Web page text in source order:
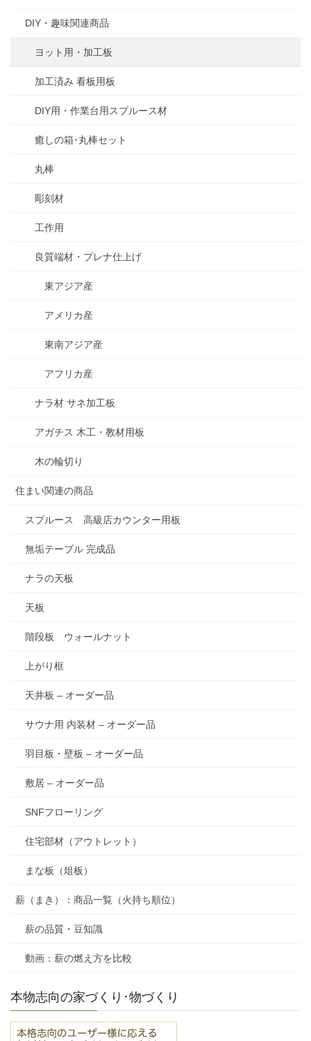
DIY・趣味関連商品
ヨット用・加工板
加工済み 看板用板
DIY用・作業台用スプルース材
癒しの箱･丸棒セット
丸棒
彫刻材
工作用
良質端材・プレナ仕上げ
東アジア産
アメリカ産
東南アジア産
アフリカ産
ナラ材 サネ加工板
アガチス 木工・教材用板
木の輪切り
住まい関連の商品
スプルース 高級店カウンター用板
無垢テーブル 完成品
ナラの天板
天板
階段板 ウォールナット
上がり框
天井板 – オーダー品
サウナ用 内装材 – オーダー品
羽目板・壁板 – オーダー品
敷居 – オーダー品
SNFフローリング
住宅部材（アウトレット）
まな板（俎板）
薪（まき）：商品一覧（火持ち順位）
薪の品質・豆知識
動画：薪の燃え方を比較
本物志向の家づくり･物づくり